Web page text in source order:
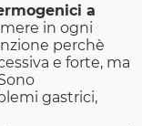
a
in ogni
perchè
e forte, ma
gastrici,